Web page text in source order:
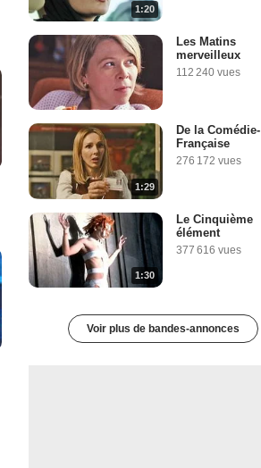
1:20
Les Matins
merveilleux
112 240 vues
1:29
De la Comédie-
Française
276 172 vues
1:30
Le Cinquième
élément
377 616 vues
Voir plus de bandes-annonces